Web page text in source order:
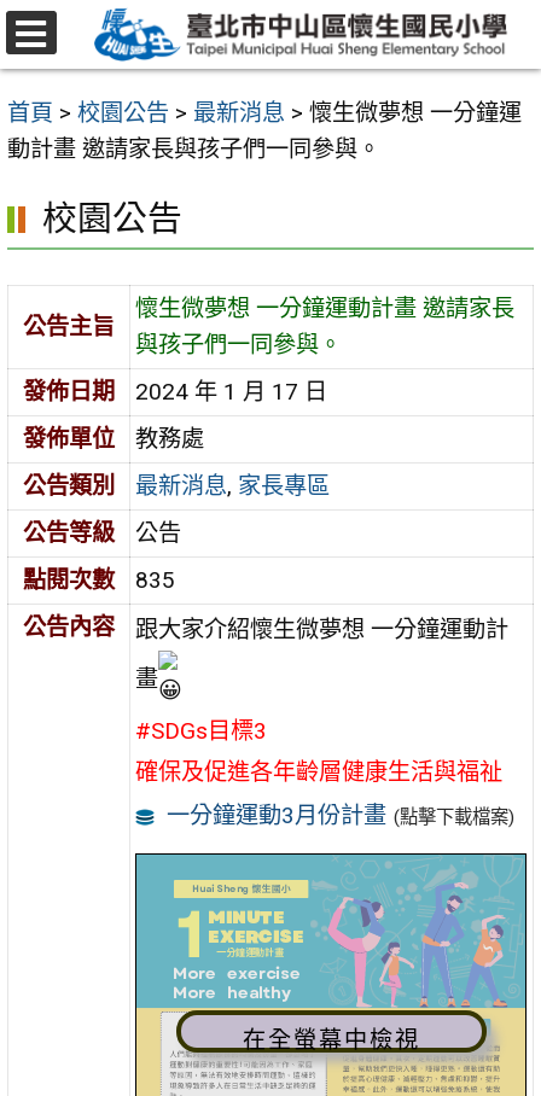
跳
至
要
內
區
首頁 > 校園公告 > 最新消息 > 懷生微夢想 一分鐘運
動計畫 邀請家長與孩子們一同參與。
校園公告
公告主旨
懷生微夢想 一分鐘運動計畫 邀請家長
與孩子們一同參與。
發佈日期
2024 年 1 月 17 日
發佈單位
教務處
公告類別
最新消息, 家長專區
公告等級
公告
點閱次數
835
公告內容
跟大家介紹懷生微夢想 一分鐘運動計
畫
#SDGs目標3
確保及促進各年齡層健康生活與福祉
一分鐘運動3月份計畫 (點擊下載檔案)
在全螢幕中檢視
選
單